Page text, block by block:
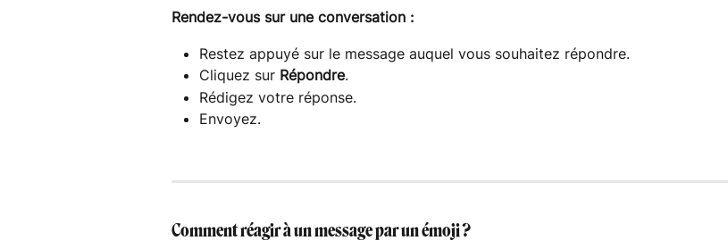
Rendez-vous sur une conversation :
Restez appuyé sur le message auquel vous souhaitez répondre.
Cliquez sur Répondre.
Rédigez votre réponse.
Envoyez.
Comment réagir à un message par un émoji ?